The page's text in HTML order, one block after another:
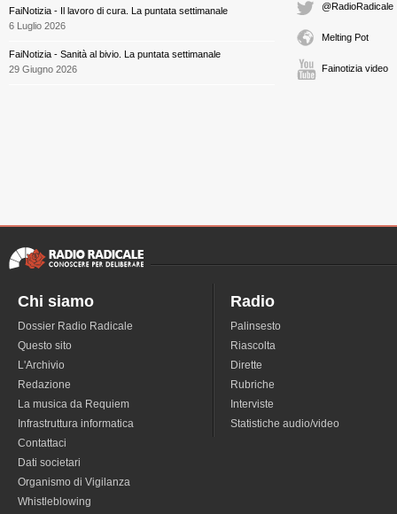
FaiNotizia - Il lavoro di cura. La puntata settimanale
6 Luglio 2026
FaiNotizia - Sanità al bivio. La puntata settimanale
29 Giugno 2026
@RadioRadicale
Melting Pot
Fainotizia video
Chi siamo
Dossier Radio Radicale
Questo sito
L'Archivio
Redazione
La musica da Requiem
Infrastruttura informatica
Contattaci
Dati societari
Organismo di Vigilanza
Whistleblowing
Radio
Palinsesto
Riascolta
Dirette
Rubriche
Interviste
Statistiche audio/video